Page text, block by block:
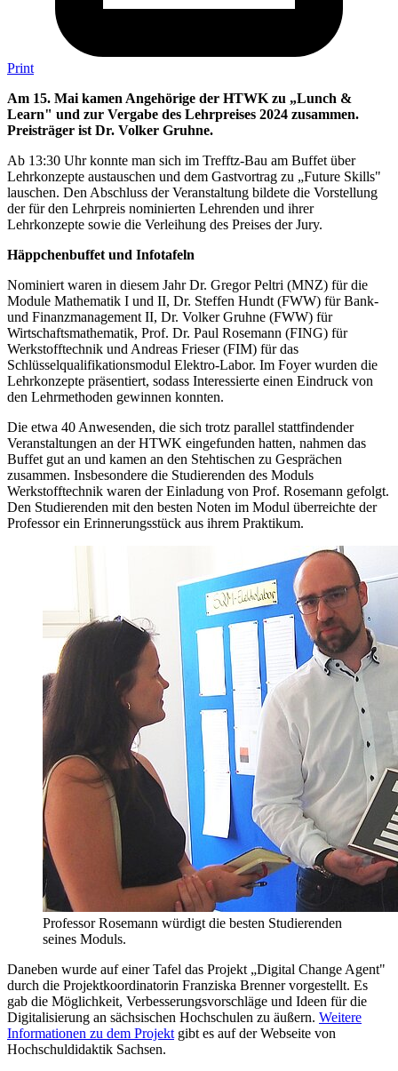
Print
Am 15. Mai kamen Angehörige der HTWK zu „Lunch &
Learn" und zur Vergabe des Lehrpreises 2024 zusammen.
Preisträger ist Dr. Volker Gruhne.
Ab 13:30 Uhr konnte man sich im Trefftz-Bau am Buffet über
Lehrkonzepte austauschen und dem Gastvortrag zu „Future Skills"
lauschen. Den Abschluss der Veranstaltung bildete die Vorstellung
der für den Lehrpreis nominierten Lehrenden und ihrer
Lehrkonzepte sowie die Verleihung des Preises der Jury.
Häppchenbuffet und Infotafeln
Nominiert waren in diesem Jahr Dr. Gregor Peltri (MNZ) für die
Module Mathematik I und II, Dr. Steffen Hundt (FWW) für Bank-
und Finanzmanagement II, Dr. Volker Gruhne (FWW) für
Wirtschaftsmathematik, Prof. Dr. Paul Rosemann (FING) für
Werkstofftechnik und Andreas Frieser (FIM) für das
Schlüsselqualifikationsmodul Elektro-Labor. Im Foyer wurden die
Lehrkonzepte präsentiert, sodass Interessierte einen Eindruck von
den Lehrmethoden gewinnen konnten.
Die etwa 40 Anwesenden, die sich trotz parallel stattfindender
Veranstaltungen an der HTWK eingefunden hatten, nahmen das
Buffet gut an und kamen an den Stehtischen zu Gesprächen
zusammen. Insbesondere die Studierenden des Moduls
Werkstofftechnik waren der Einladung von Prof. Rosemann gefolgt.
Den Studierenden mit den besten Noten im Modul überreichte der
Professor ein Erinnerungsstück aus ihrem Praktikum.
Professor Rosemann würdigt die besten Studierenden
seines Moduls.
Daneben wurde auf einer Tafel das Projekt „Digital Change Agent"
durch die Projektkoordinatorin Franziska Brenner vorgestellt. Es
gab die Möglichkeit, Verbesserungsvorschläge und Ideen für die
Digitalisierung an sächsischen Hochschulen zu äußern. Weitere
Informationen zu dem Projekt gibt es auf der Webseite von
Hochschuldidaktik Sachsen.